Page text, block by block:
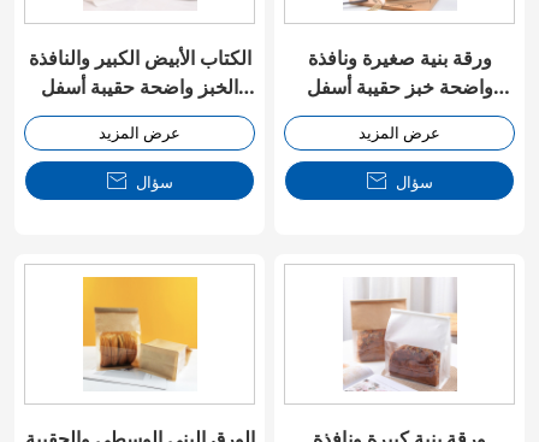
الكتاب الأبيض الكبير والنافذة
الخبز واضحة حقيبة أسفل
مسطحة مع القصدير ربطة
عرض المزيد
 سؤال
ورقة بنية صغيرة ونافذة
واضحة خبز حقيبة أسفل
مسطحة مع ربطة القصدير
عرض المزيد
 سؤال